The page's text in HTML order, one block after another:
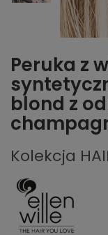
Peruka z
blond z
Kolekcja